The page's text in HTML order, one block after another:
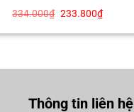
334.000₫ Giá
là:
233.800₫Giá
tại
Thông tin liên hệ